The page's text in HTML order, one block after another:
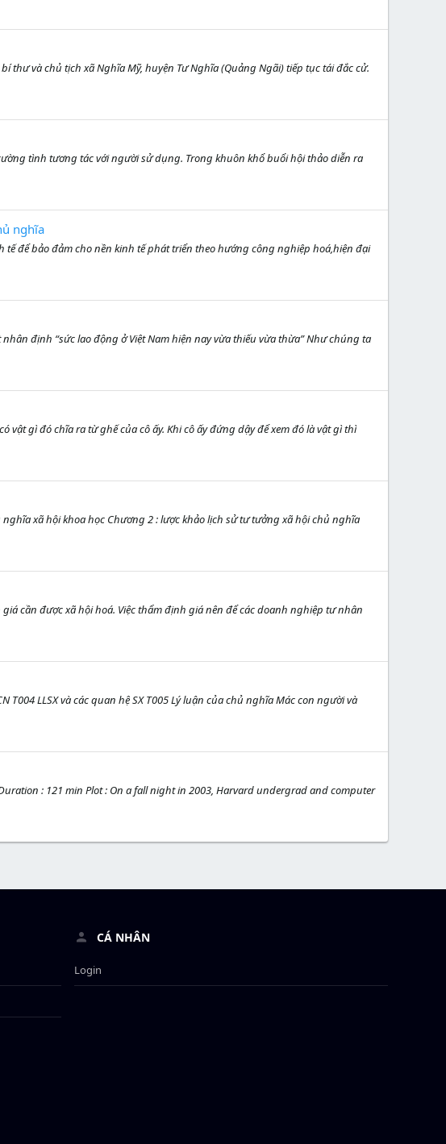
thư và chủ tịch xã Nghĩa Mỹ, huyện Tư Nghĩa (Quảng Ngãi) tiếp tục tái đắc cử.
tình tương tác với người sử dụng. Trong khuôn khổ buổi hội thảo diễn ra
nghĩa
để bảo đảm cho nền kinh tế phát triển theo hướng công nghiệp hoá,hiện đại
định “sức lao động ở Việt Nam hiện nay vừa thiếu vừa thừa” Như chúng ta
gì đó chĩa ra từ ghế của cô ấy. Khi cô ấy đứng dậy để xem đó là vật gì thì
xã hội khoa học Chương 2 : lược khảo lịch sử tư tưởng xã hội chủ nghĩa
cần được xã hội hoá. Việc thẩm định giá nên để các doanh nghiệp tư nhân
LLSX và các quan hệ SX T005 Lý luận của chủ nghĩa Mác con người và
: 121 min Plot : On a fall night in 2003, Harvard undergrad and computer
CÁ NHÂN
Login